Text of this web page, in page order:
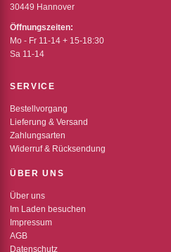
30449 Hannover
Öffnungszeiten:
Mo - Fr 11-14 + 15-18:30
Sa 11-14
SERVICE
Bestellvorgang
Lieferung & Versand
Zahlungsarten
Widerruf & Rücksendung
ÜBER UNS
Über uns
Im Laden besuchen
Impressum
AGB
Datenschutz